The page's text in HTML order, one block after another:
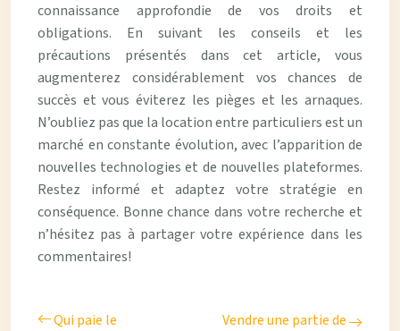
connaissance approfondie de vos droits et
obligations. En suivant les conseils et les
précautions présentés dans cet article, vous
augmenterez considérablement vos chances de
succès et vous éviterez les pièges et les arnaques.
N’oubliez pas que la location entre particuliers est un
marché en constante évolution, avec l’apparition de
nouvelles technologies et de nouvelles plateformes.
Restez informé et adaptez votre stratégie en
conséquence. Bonne chance dans votre recherche et
n’hésitez pas à partager votre expérience dans les
commentaires!
Qui paie le
Vendre une partie de